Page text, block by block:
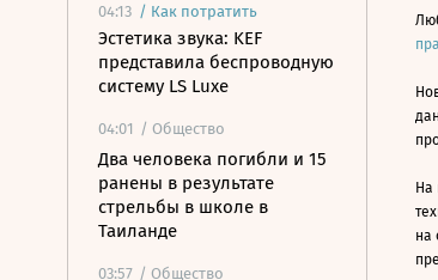
04:13 / Как потратить
Эстетика звука: KEF
представила беспроводную
систему LS Luxe
04:01 / Общество
Два человека погибли и 15
ранены в результате
стрельбы в школе в
Таиланде
03:57 / Общество
На
на